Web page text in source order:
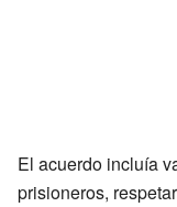
El acuerdo incluía
prisioneros,